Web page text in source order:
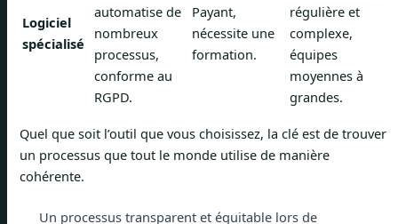
Logiciel
spécialisé
automatise de
nombreux
processus,
conforme au
RGPD.
Payant,
nécessite une
formation.
régulière et
complexe,
équipes
moyennes à
grandes.
Quel que soit l’outil que vous choisissez, la clé est de trouver
un processus que tout le monde utilise de manière
cohérente.
Un processus transparent et équitable lors de